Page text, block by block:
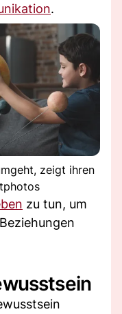
.
zeigt ihren
zu tun, um